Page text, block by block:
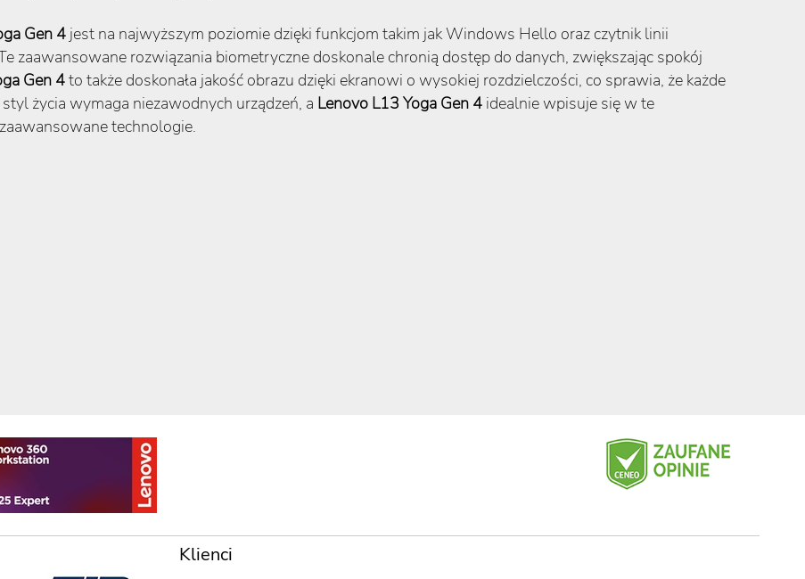
Gen 4 jest na najwyższym poziomie dzięki funkcjom takim jak Windows Hello oraz czytnik linii
zaawansowane rozwiązania biometryczne doskonale chronią dostęp do danych, zwiększając spokój
Gen 4to także doskonała jakość obrazu dzięki ekranowi o wysokiej rozdzielczości, co sprawia, że każde
życia wymaga niezawodnych urządzeń, a Lenovo L13 Yoga Gen 4 idealnie wpisuje się w te
technologie.
Klienci